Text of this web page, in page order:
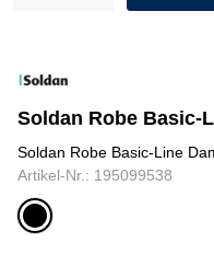
Soldan Robe Basic-
Soldan Robe Basic-Line
Artikel-Nr.: 195099538
sc
hw